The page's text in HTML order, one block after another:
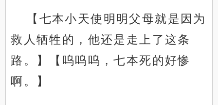
【七本小天使明明父母就是因为
救人牺牲的，他还是走上了这条
路。】【呜呜呜，七本死的好惨
啊。】